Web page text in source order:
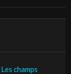
Les champs